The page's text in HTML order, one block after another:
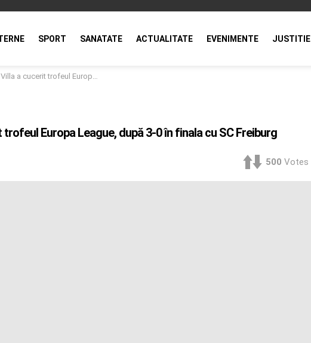
SPORT SANATATE ACTUALITATE EVENIMENTE JUSTITIE
Europa League, după 3-0 în finala cu SC Freiburg
Europa League, după 3-0 în finala cu SC Freiburg
500 Votes